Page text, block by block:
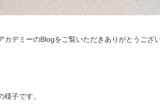
カデミーのBlogをご覧いただきありがとうござい
様子です。